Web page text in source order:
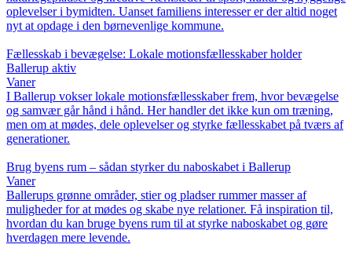
oplevelser i bymidten. Uanset familiens interesser er der altid noget
nyt at opdage i den børnevenlige kommune.
Fællesskab i bevægelse: Lokale motionsfællesskaber holder
Ballerup aktiv
Vaner
I Ballerup vokser lokale motionsfællesskaber frem, hvor bevægelse
og samvær går hånd i hånd. Her handler det ikke kun om træning,
men om at mødes, dele oplevelser og styrke fællesskabet på tværs af
generationer.
Brug byens rum – sådan styrker du naboskabet i Ballerup
Vaner
Ballerups grønne områder, stier og pladser rummer masser af
muligheder for at mødes og skabe nye relationer. Få inspiration til,
hvordan du kan bruge byens rum til at styrke naboskabet og gøre
hverdagen mere levende.